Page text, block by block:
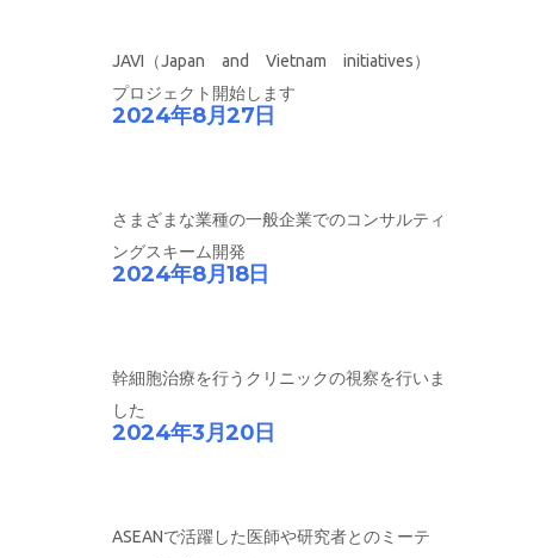
JAVI（Japan and Vietnam initiatives）
プロジェクト開始します
2024年8月27日
さまざまな業種の一般企業でのコンサルティ
ングスキーム開発
2024年8月18日
幹細胞治療を行うクリニックの視察を行いま
した
2024年3月20日
ASEANで活躍した医師や研究者とのミーテ